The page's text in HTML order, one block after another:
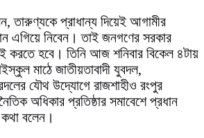
তারুণ্যকে প্রাধান্য দিয়েই আগামীর
এগিয়ে নিবেন। তাই জনগণের সরকার
করতে হবে। তিনি আজ শনিবার বিকেল ৪টায়
মাঠে জাতীয়তাবাদী যুবদল,
যৌথ উদ্যোগে রাজশাহীও রংপুর
অধিকার প্রতিষ্ঠার সমাবেশে প্রধান
বলেন।